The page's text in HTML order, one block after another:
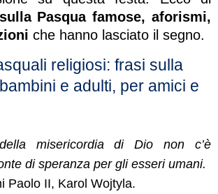
Pasqua famose, aforismi,
che hanno lasciato il segno.
religiosi: frasi sulla
e adulti, per amici e
misericordia di Dio non c’è
di speranza per gli esseri umani.
Paolo II, Karol Wojtyla.